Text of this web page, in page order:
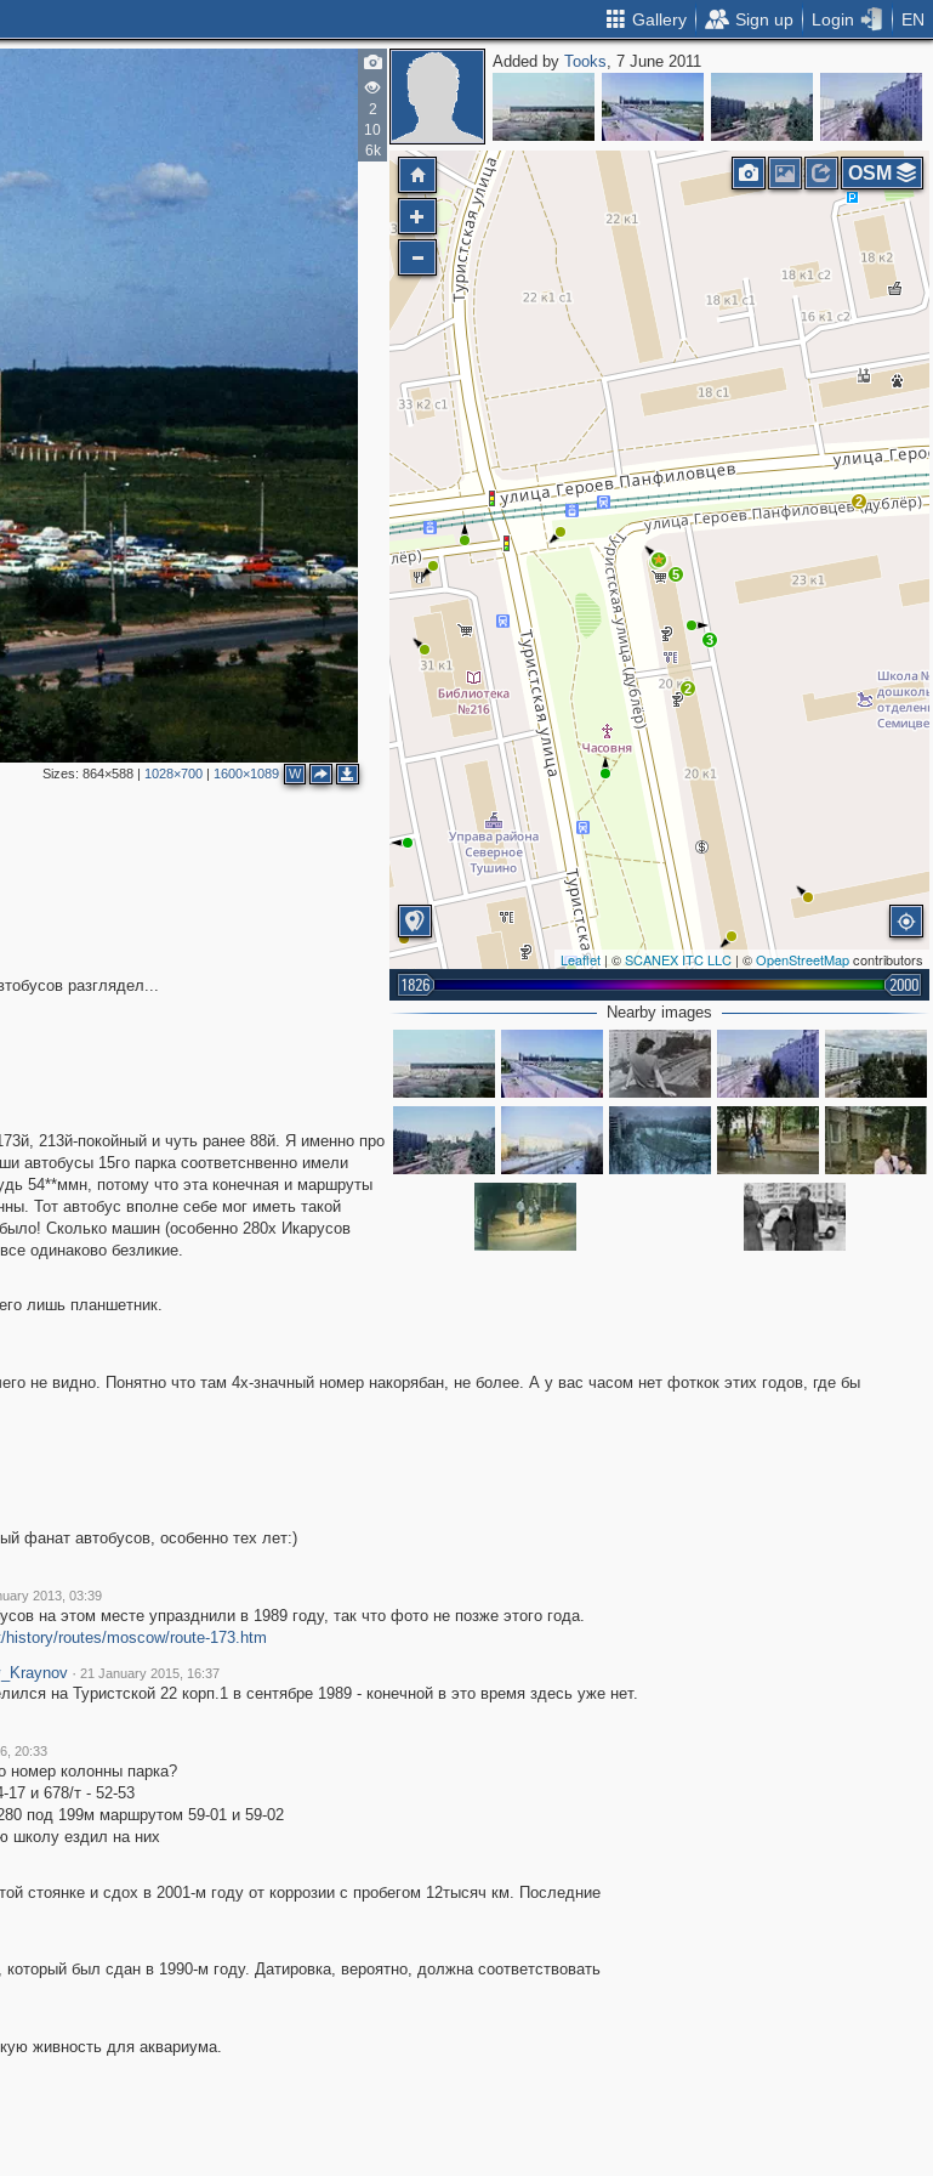
Gallery Sign up Login EN
2
10
6k
Sizes: 864×588| 1028×700| 1600×1089 W
Added byTooks, 7 June 2011
3
2
2
5
3
Leaflet | ©SCANEX ITC LLC | ©OpenStreetMapcontributors
1826 2000
OSM
Nearby images
разглядел...
213й-покойный и чуть ранее 88й. Я именно про
автобусы 15го парка соответснвенно имели
54**ммн, потому что эта конечная и маршруты
Тот автобус вполне себе мог иметь такой
Сколько машин (особенно 280х Икарусов
одинаково безликие.
лишь планшетник.
не видно. Понятно что там 4х-значный номер накорябан, не более. А у вас часом нет фоткок этих годов, где бы
фанат автобусов, особенно тех лет:)
2013, 03:39
на этом месте упразднили в 1989 году, так что фото не позже этого года.
history/routes/moscow/route-173.htm
· 21 January 2015, 16:37
на Туристской 22 корп.1 в сентябре 1989 - конечной в это время здесь уже нет.
20:33
номер колонны парка?
и 678/т - 52-53
под 199м маршрутом 59-01 и 59-02
школу ездил на них
стоянке и сдох в 2001-м году от коррозии с пробегом 12тысяч км. Последние
был сдан в 1990-м году. Датировка, вероятно, должна соответствовать
живность для аквариума.